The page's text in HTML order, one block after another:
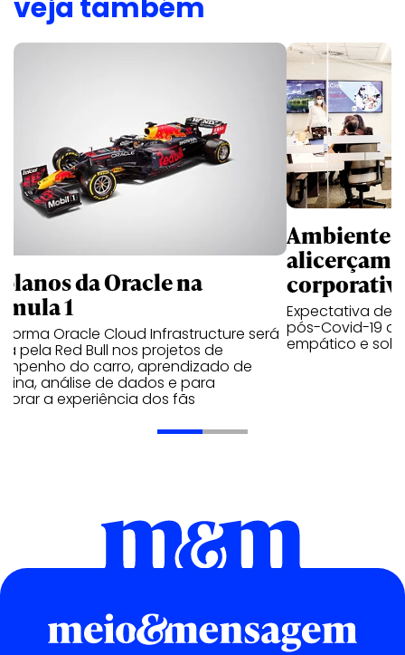
veja também
da Oracle na
1
Oracle Cloud Infrastructure será
pela Red Bull nos projetos de
do carro, aprendizado de
análise de dados e para
a experiência dos fãs
Ambientes
alicerçam
Expectativa de
pós-Covid-19
empático e